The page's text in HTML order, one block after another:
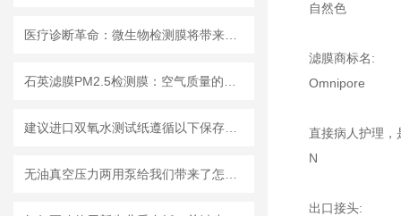
自然色
滤膜商标名:
Omnipore
直接病人护理，
N
出口接头: